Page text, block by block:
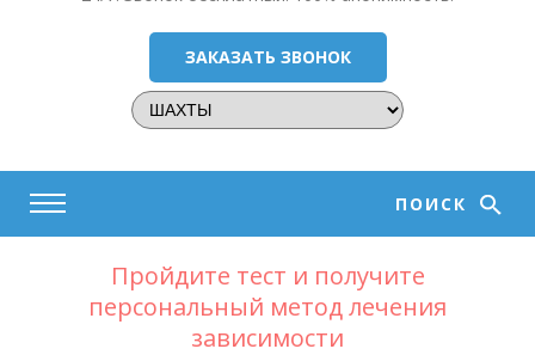
ЗАКАЗАТЬ ЗВОНОК
ПОИСК
Пройдите тест и получите
персональный метод лечения
зависимости